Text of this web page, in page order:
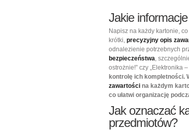
Jakie
Napisz na każdy kartonie,
krótki, precyzyjny opis
odnalezienie potrzebnych
bezpieczeństwa,
ostrożnie!” czy „Elektronika
kontrolę ich kompletności.
zawartości na każdym
co ułatwi organizację
Jak oznaczać
przedmiotów?